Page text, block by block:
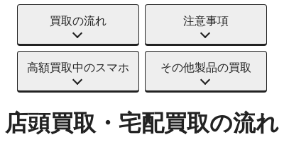
買取の流れ 注意事項
高額買取中のスマホ その他製品の買取
店頭買取・宅配買取の流れ